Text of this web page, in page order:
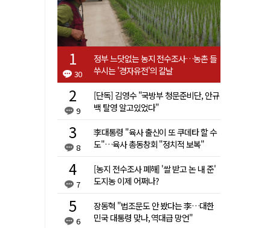
30
정부 느닷없는 농지 전수조사…농촌 들
쑤시는 '경자유전'의 칼날
9
[단독] 김영수 "국방부 청문준비단, 안규
백 탈영 알고있었다"
8
李대통령 "육사 출신이 또 쿠데타 할 수
도"…육사 총동창회 "정치적 보복"
7
[농지 전수조사 폐해] '쌀 받고 논 내 준'
도지농 이제 어쩌나?
6
장동혁 "법조문도 안 봤다는 李…대한
민국 대통령 맞나, 역대급 망언"